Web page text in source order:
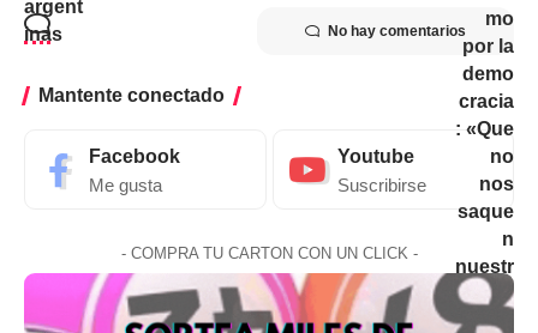
No hay comentarios
Mantente conectado
Facebook
Me gusta
Youtube
Suscribirse
- COMPRA TU CARTON CON UN CLICK -